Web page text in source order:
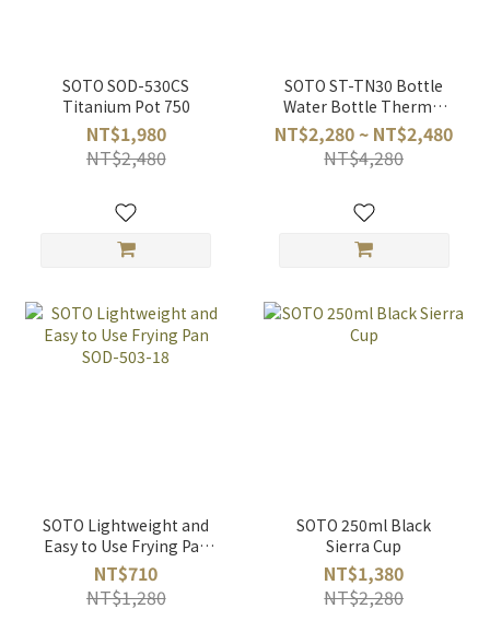
SOTO SOD-530CS
Titanium Pot 750
NT$1,980
NT$2,480
SOTO ST-TN30 Bottle
Water Bottle Thermal
insulation Titanium
300ml, 200ml Climbing
NT$2,280 ~ NT$2,480
NT$4,280
SOTO Lightweight and
Easy to Use Frying Pan
SOD-503-18
NT$710
NT$1,280
SOTO 250ml Black
Sierra Cup
NT$1,380
NT$2,280